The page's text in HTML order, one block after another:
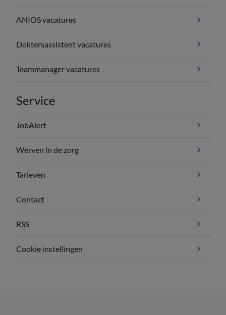
ANIOS vacatures
Doktersassistent vacatures
Teammanager vacatures
Service
JobAlert
Werven in de zorg
Tarieven
Contact
RSS
Cookie instellingen